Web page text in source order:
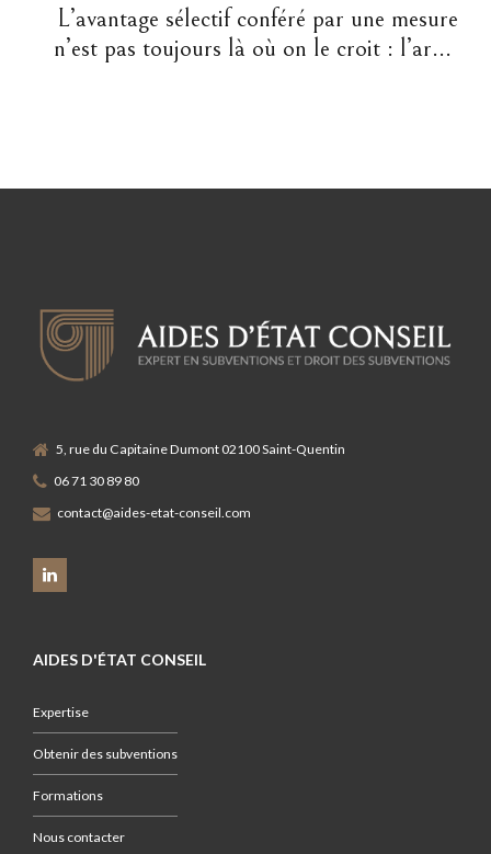
L’avantage sélectif conféré par une mesure
n’est pas toujours là où on le croit : l’arrêt
5, rue du Capitaine Dumont 02100 Saint-Quentin
06 71 30 89 80
contact@aides-etat-conseil.com
AIDES D'ÉTAT CONSEIL
Expertise
Obtenir des subventions
Formations
Nous contacter